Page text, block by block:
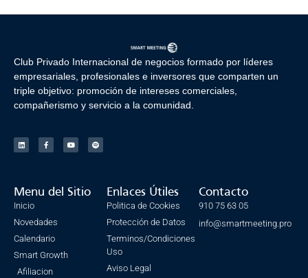
Club Privado Internacional de negocios formado por líderes
empresariales, profesionales e inversores que comparten un
triple objetivo: promoción de intereses comerciales,
compañerismo y servicio a la comunidad.
Menu del Sitio
Inicio
Novedades
Calendario
Smart Growth
Afiliacion
Enlaces Útiles
Politica de Cookies
Protección de Datos
Terminos/Condiciones
Uso
Aviso Legal
Contacto
910 75 63 05
info@smartmeeting.pro